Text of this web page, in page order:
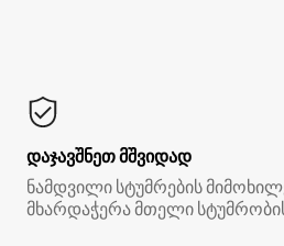
დაჯავშნეთ მშვიდად
ნამდვილი სტუმრების
მხარდაჭერა მთელი